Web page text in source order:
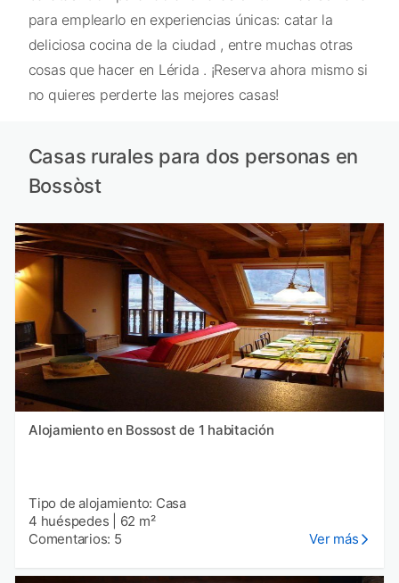
para emplearlo en experiencias únicas: catar la
deliciosa cocina de la ciudad , entre muchas otras
cosas que hacer en Lérida . ¡Reserva ahora mismo si
no quieres perderte las mejores casas!
Casas rurales para dos personas en
Bossòst
Alojamiento en Bossost de 1 habitación
Tipo de alojamiento: Casa
4 huéspedes
62 m²
Comentarios: 5
Ver más